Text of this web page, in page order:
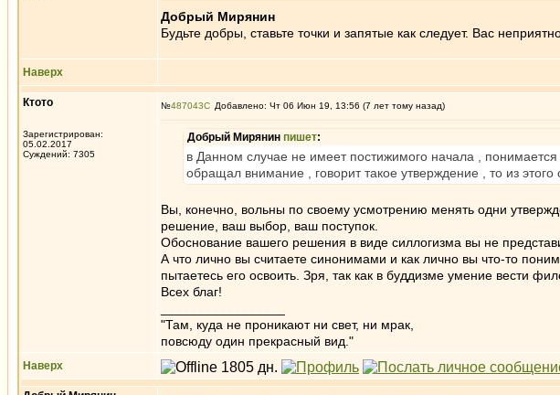
Добрый Мирянин
Будьте добры, ставьте точки и запятые как следует. Вас неприятно
Наверх
Ктото
Зарегистрирован:
05.02.2017
Суждений: 7305
№487043 Добавлено: Чт 06 Июн 19, 13:56 (7 лет тому назад)
Добрый Мирянин пишет:
в Данном случае не имеет постижимого начала ,
обращал внимание , говорит такое утверждение , то из
Вы, конечно, вольны по своему усмотрению менять одни
решение, ваш выбор, ваш поступок.
Обоснование вашего решения в виде силлогизма вы не
А что лично вы считаете синонимами и как лично вы что-то
пытаетесь его освоить. Зря, так как в буддизме умение вести
Всех благ!
"Там, куда не проникают ни свет, ни мрак,
повсюду один прекрасный вид."
Наверх